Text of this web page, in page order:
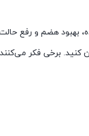
هضم و رفع حالت
کنید. برخی فکر